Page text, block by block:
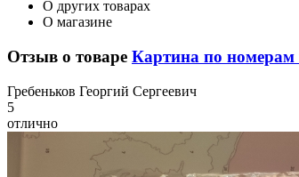
О других товарах
О магазине
Отзыв о товаре Картина по номерам
Гребеньков Георгий Сергеевич
5
отлично